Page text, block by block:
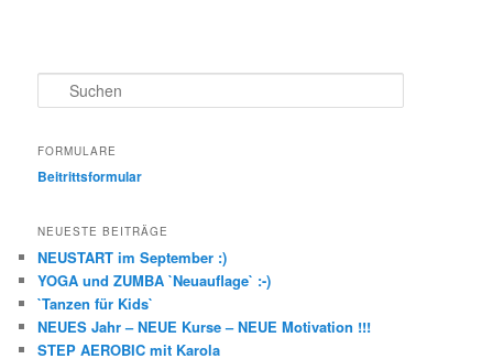
u
h
n
FORMULARE
Beitrittsformular
NEUESTE BEITRÄGE
NEUSTART im September :)
YOGA und ZUMBA `Neuauflage` :-)
`Tanzen für Kids`
NEUES Jahr – NEUE Kurse – NEUE Motivation !!!
STEP AEROBIC mit Karola